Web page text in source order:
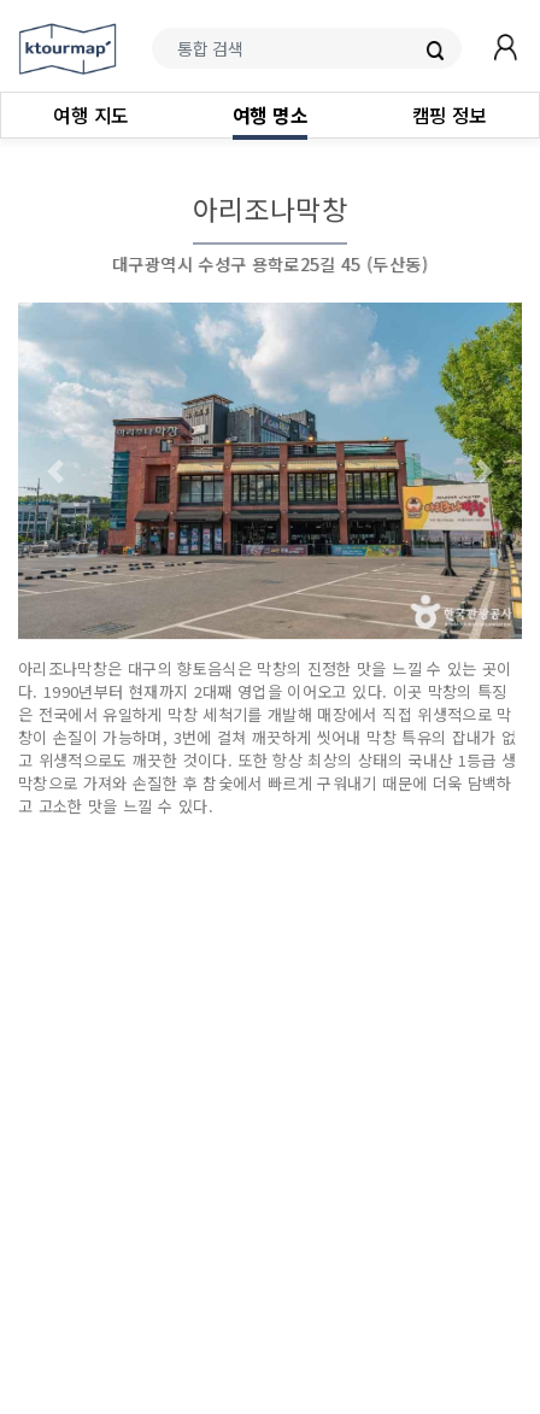
여행 지도 여행 명소 캠핑 정보
아리조나막창
대구광역시 수성구 용학로25길 45 (두산동)
아리조나막창은 대구의 향토음식은 막창의 진정한 맛을 느낄 수 있는 곳이
다. 1990년부터 현재까지 2대째 영업을 이어오고 있다. 이곳 막창의 특징
은 전국에서 유일하게 막창 세척기를 개발해 매장에서 직접 위생적으로 막
창이 손질이 가능하며, 3번에 걸쳐 깨끗하게 씻어내 막창 특유의 잡내가 없
고 위생적으로도 깨끗한 것이다. 또한 항상 최상의 상태의 국내산 1등급 생
막창으로 가져와 손질한 후 참숯에서 빠르게 구워내기 때문에 더욱 담백하
고 고소한 맛을 느낄 수 있다.